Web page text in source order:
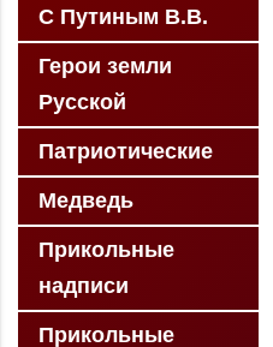
С Путиным В.В.
Герои земли
Русской
Патриотические
Медведь
Прикольные
надписи
Прикольные